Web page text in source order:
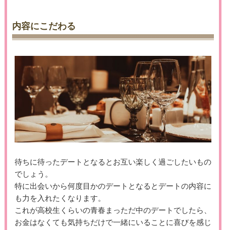
内容にこだわる
待ちに待ったデートとなるとお互い楽しく過ごしたいもの
でしょう。
特に出会いから何度目かのデートとなるとデートの内容に
も力を入れたくなります。
これが高校生くらいの青春まっただ中のデートでしたら、
お金はなくても気持ちだけで一緒にいることに喜びを感じ